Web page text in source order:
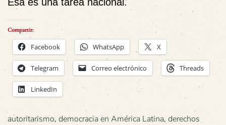
Compartir:
Facebook WhatsApp X
Telegram Correo electrónico Threads
LinkedIn
autoritarismo, democracia en América Latina, derechos